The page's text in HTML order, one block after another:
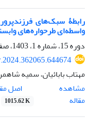
رابطۀ سبک‌های
واسطه‌ای طرحواره‌های
دوره 15، شماره 1، 1403، صفحه
مهتاب بابائیان، سمیه
مشاهده
مقاله
اصل
1015.62 K